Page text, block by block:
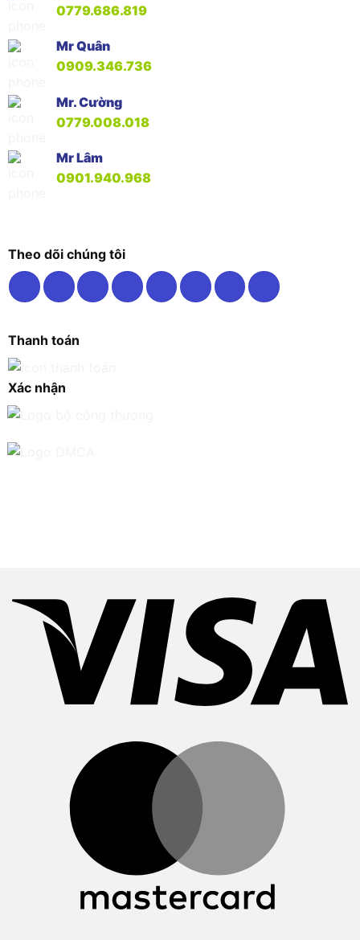
0779.686.819
Mr Quân
0909.346.736
Mr. Cường
0779.008.018
Mr Lâm
0901.940.968
Theo dõi chúng tôi
Thanh toán
Xác nhận